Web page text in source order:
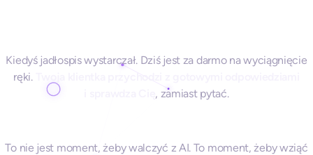
Kiedyś jadłospis wystarczał. Dziś jest za darmo na wyciągnięcie
ręki.
, zamiast pytać.
To nie jest moment, żeby walczyć z AI. To moment, żeby wziąć